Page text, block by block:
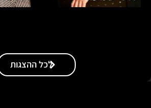
לכל ההצגות